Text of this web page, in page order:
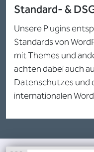
Standard- &
Unsere Plugins
Standards von
mit Themes und
achten dabei auch
Datenschutzes und
internationalen